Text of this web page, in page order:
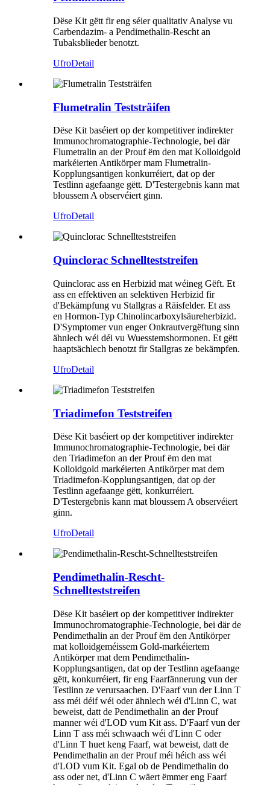
Dëse Kit gëtt fir eng séier qualitativ Analyse vu
Carbendazim- a Pendimethalin-Rescht an
Tubaksblieder benotzt.
UfroDetail
Flumetralin Teststräifen
Dëse Kit baséiert op der kompetitiver indirekter
Immunochromatographie-Technologie, bei där
Flumetralin an der Prouf ëm den mat Kolloidgold
markéierten Antikörper mam Flumetralin-
Kopplungsantigen konkurréiert, dat op der
Testlinn agefaange gëtt. D'Testergebnis kann mat
bloussem A observéiert ginn.
UfroDetail
Quinclorac Schnellteststreifen
Quinclorac ass en Herbizid mat wéineg Gëft. Et
ass en effektiven an selektiven Herbizid fir
d'Bekämpfung vu Stallgras a Räisfelder. Et ass
en Hormon-Typ Chinolincarboxylsäureherbizid.
D'Symptomer vun enger Onkrautvergëftung sinn
ähnlech wéi déi vu Wuesstemshormonen. Et gëtt
haaptsächlech benotzt fir Stallgras ze bekämpfen.
UfroDetail
Triadimefon Teststreifen
Dëse Kit baséiert op der kompetitiver indirekter
Immunochromatographie-Technologie, bei där
den Triadimefon an der Prouf ëm den mat
Kolloidgold markéierten Antikörper mat dem
Triadimefon-Kopplungsantigen, dat op der
Testlinn agefaange gëtt, konkurréiert.
D'Testergebnis kann mat bloussem A observéiert
ginn.
UfroDetail
Pendimethalin-Rescht-
Schnellteststreifen
Dëse Kit baséiert op der kompetitiver indirekter
Immunochromatographie-Technologie, bei där de
Pendimethalin an der Prouf ëm den Antikörper
mat kolloidgeméissem Gold-markéiertem
Antikörper mat dem Pendimethalin-
Kopplungsantigen, dat op der Testlinn agefaange
gëtt, konkurréiert, fir eng Faarfännerung vun der
Testlinn ze verursaachen. D'Faarf vun der Linn T
ass méi déif wéi oder ähnlech wéi d'Linn C, wat
beweist, datt de Pendimethalin an der Prouf
manner wéi d'LOD vum Kit ass. D'Faarf vun der
Linn T ass méi schwaach wéi d'Linn C oder
d'Linn T huet keng Faarf, wat beweist, datt de
Pendimethalin an der Prouf méi héich ass wéi
d'LOD vum Kit. Egal ob de Pendimethalin do
ass oder net, d'Linn C wäert ëmmer eng Faarf